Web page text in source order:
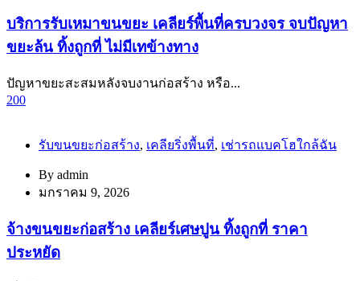
บริการรับเหมาขนขยะ เคลียร์พื้นที่ครบวงจร จบปัญหา
ขยะล้น ทิ้งถูกที่ ไม่มีเทข้างทาง
ปัญหาขยะสะสมหลังจบงานก่อสร้าง หรือ...
200
รับขนขยะก่อสร้าง, เคลียริ่งพื้นที่, เช่ารถแบคโฮใกล้ฉัน
By admin
มกราคม 9, 2026
จ้างขนขยะก่อสร้าง เคลียร์เศษปูน ทิ้งถูกที่ ราคา
ประหยัด